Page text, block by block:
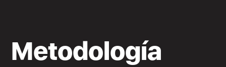
Metodología